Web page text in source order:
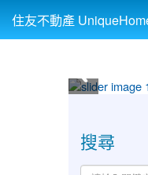
住友不動產
搜尋